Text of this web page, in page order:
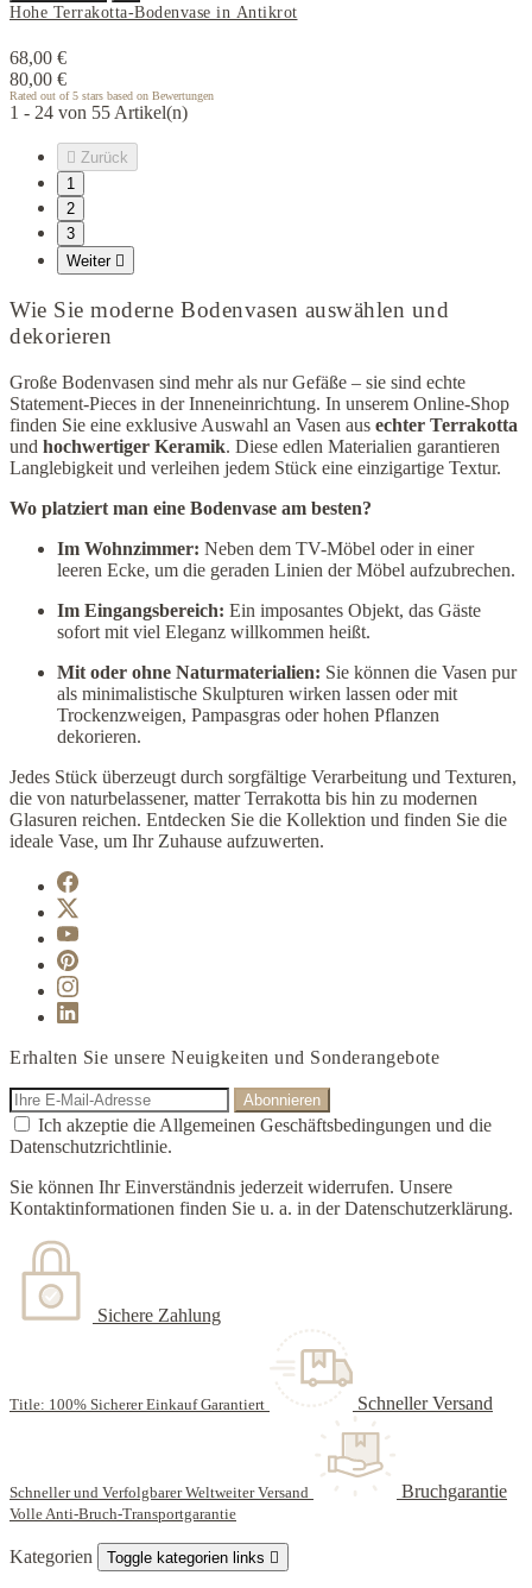
Hohe Terrakotta-Bodenvase in Antikrot
68,00 €
80,00 €
Rated out of 5 stars based on Bewertungen
1 - 24 von 55 Artikel(n)
 Zurück
1
2
3
Weiter 
Wie Sie moderne Bodenvasen auswählen und
dekorieren
Große Bodenvasen sind mehr als nur Gefäße – sie sind echte
Statement-Pieces in der Inneneinrichtung. In unserem Online-Shop
finden Sie eine exklusive Auswahl an Vasen aus echter Terrakotta
und hochwertiger Keramik. Diese edlen Materialien garantieren
Langlebigkeit und verleihen jedem Stück eine einzigartige Textur.
Wo platziert man eine Bodenvase am besten?
Im Wohnzimmer: Neben dem TV-Möbel oder in einer
leeren Ecke, um die geraden Linien der Möbel aufzubrechen.
Im Eingangsbereich: Ein imposantes Objekt, das Gäste
sofort mit viel Eleganz willkommen heißt.
Mit oder ohne Naturmaterialien: Sie können die Vasen pur
als minimalistische Skulpturen wirken lassen oder mit
Trockenzweigen, Pampasgras oder hohen Pflanzen
dekorieren.
Jedes Stück überzeugt durch sorgfältige Verarbeitung und Texturen,
die von naturbelassener, matter Terrakotta bis hin zu modernen
Glasuren reichen. Entdecken Sie die Kollektion und finden Sie die
ideale Vase, um Ihr Zuhause aufzuwerten.
Erhalten Sie unsere Neuigkeiten und Sonderangebote
Ich akzeptie die Allgemeinen Geschäftsbedingungen und die
Datenschutzrichtlinie.
Sie können Ihr Einverständnis jederzeit widerrufen. Unsere
Kontaktinformationen finden Sie u. a. in der Datenschutzerklärung.
Sichere Zahlung
Title: 100% Sicherer Einkauf Garantiert Schneller Versand
Schneller und Verfolgbarer Weltweiter Versand Bruchgarantie
Volle Anti-Bruch-Transportgarantie
Kategorien Toggle kategorien links 